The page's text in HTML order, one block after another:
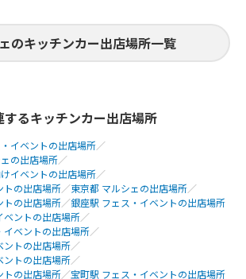
のキッチンカー出店場所一覧
するキッチンカー出店場所
イベントの出店場所／
の出店場所／
イベントの出店場所／
トの出店場所／東京都 マルシェの出店場所／
トの出店場所／銀座駅 フェス・イベントの出店場所
ベントの出店場所／
イベントの出店場所／
ントの出店場所／
ントの出店場所／
トの出店場所／宝町駅 フェス・イベントの出店場所